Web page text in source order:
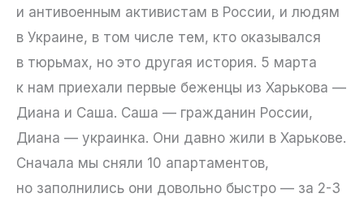
и антивоенным активистам в России, и людям
в Украине, в том числе тем, кто оказывался
в тюрьмах, но это другая история. 5 марта
к нам приехали первые беженцы из Харькова —
Диана и Саша. Саша — гражданин России,
Диана — украинка. Они давно жили в Харькове.
Сначала мы сняли 10 апартаментов,
но заполнились они довольно быстро — за 2-3